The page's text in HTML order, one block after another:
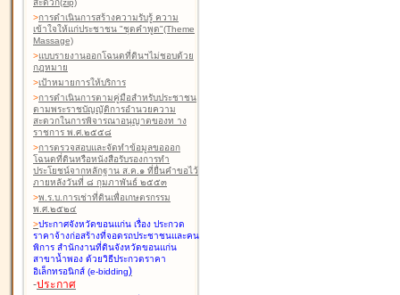
สะดวก(zip)
>การดำเนินการสร้างความรับรู้ ความ
เข้าใจให้แก่ประชาชน "ชุดคำพูด"(Theme
Massage)
>แบบรายงานออกโฉนดที่ดินฯไม่ชอบด้วย
กฎหมาย
>เป้าหมายการให้บริการ
>การดำเนินการตามคู่มือสำหรับประชาชน
ตามพระราชบัญญัติการอำนวยความ
สะดวกในการพิจารณาอนุญาตของท าง
ราชการ พ.ศ.๒๕๕๘
>การตรวจสอบและจัดทำข้อมูลขอออก
โฉนดที่ดินหรือหนังสือรับรองการทำ
ประโยชน์จากหลักฐาน ส.ค.๑ ที่ยื่นคำขอไว้
ภายหลังวันที่ ๘ กุมภาพันธ์ ๒๕๕๓
>พ.ร.บ.การเช่าที่ดินเพื่อเกษตรกรรม
พ.ศ.๒๕๒๔
>ประกาศจังหวัดขอนแก่น เรื่อง ประกวด
ราคาจ้างก่อสร้างที่จอดรถประชาชนและคน
พิการ สำนักงานที่ดินจังหวัดขอนแก่น
สาขาน้ำพอง ด้วยวิธีประกวดราคา
อิเล็กทรอนิกส์ (e-bidding)
-ประกาศ